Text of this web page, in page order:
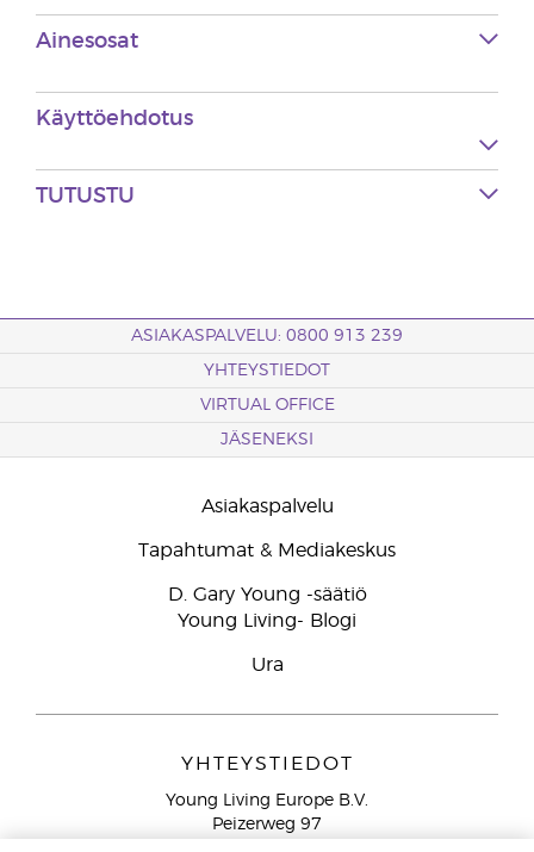
Ainesosat
Käyttöehdotus
TUTUSTU
ASIAKASPALVELU: 0800 913 239
YHTEYSTIEDOT
VIRTUAL OFFICE
JÄSENEKSI
Asiakaspalvelu
Tapahtumat & Mediakeskus
D. Gary Young -säätiö
Young Living- Blogi
Ura
YHTEYSTIEDOT
Young Living Europe B.V.
Peizerweg 97